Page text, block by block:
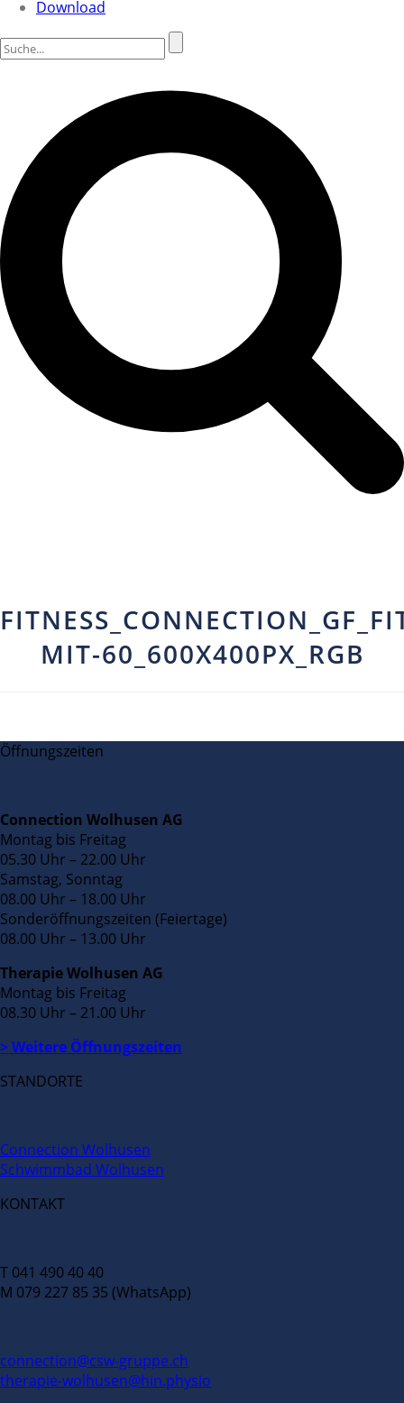
Download
MIT-60_600X400PX_RGB
Öffnungszeiten
Connection Wolhusen AG
Montag bis Freitag
05.30 Uhr – 22.00 Uhr
Samstag, Sonntag
08.00 Uhr – 18.00 Uhr
Sonderöffnungszeiten (Feiertage)
08.00 Uhr – 13.00 Uhr
Therapie Wolhusen AG
Montag bis Freitag
08.30 Uhr – 21.00 Uhr
> Weitere Öffnungszeiten
STANDORTE
Connection Wolhusen
Schwimmbad Wolhusen
KONTAKT
T 041 490 40 40
M 079 227 85 35 (WhatsApp)
connection@csw-gruppe.ch
therapie-wolhusen@hin.physio